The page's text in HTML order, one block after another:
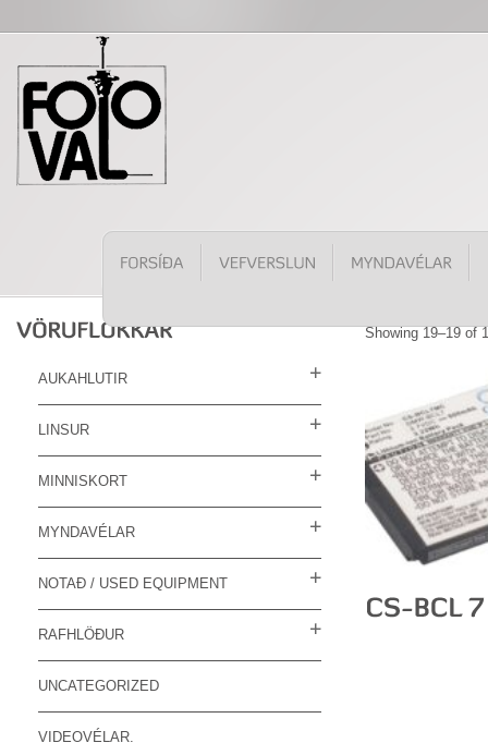
Showing 19–19 of
AUKAHLUTIR
LINSUR
MINNISKORT
MYNDAVÉLAR
NOTAÐ / USED EQUIPMENT
RAFHLÖÐUR
UNCATEGORIZED
VIDEOVÉLAR.